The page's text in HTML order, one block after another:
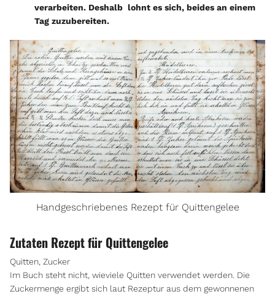
verarbeiten. Deshalb lohnt es sich, beides an einem
Tag zuzubereiten.
Handgeschriebenes Rezept für Quittengelee
Zutaten Rezept für Quittengelee
Quitten, Zucker
Im Buch steht nicht, wieviele Quitten verwendet werden. Die
Zuckermenge ergibt sich laut Rezeptur aus dem gewonnenen